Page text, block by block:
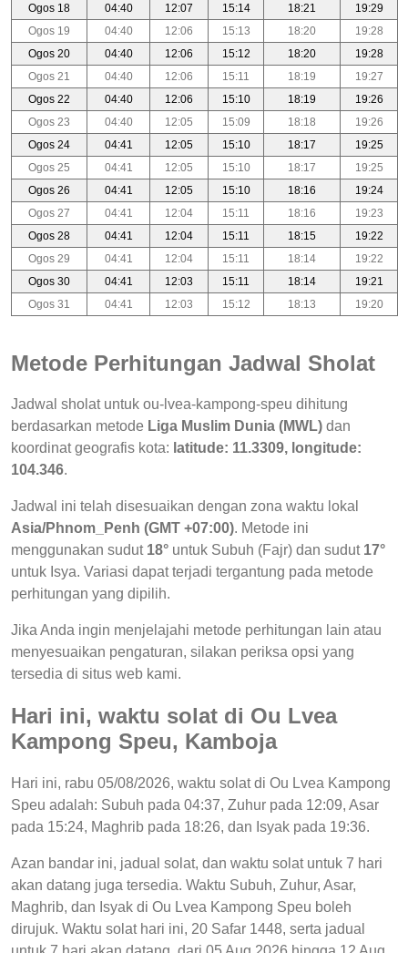
Ogos 18
04:40 12:07 15:14 18:21
19:29
Ogos 19
04:40 12:06 15:13 18:20
19:28
Ogos 20
04:40 12:06 15:12 18:20
19:28
Ogos 21
04:40 12:06 15:11 18:19
19:27
Ogos 22
04:40 12:06 15:10 18:19
19:26
Ogos 23
04:40 12:05 15:09 18:18
19:26
Ogos 24
04:41 12:05 15:10 18:17
19:25
Ogos 25
04:41 12:05 15:10 18:17
19:25
Ogos 26
04:41 12:05 15:10 18:16
19:24
Ogos 27
04:41 12:04 15:11 18:16
19:23
Ogos 28
04:41 12:04 15:11 18:15
19:22
Ogos 29
04:41 12:04 15:11 18:14
19:22
Ogos 30
04:41 12:03 15:11 18:14
19:21
Ogos 31
04:41 12:03 15:12 18:13 19:20
Metode Perhitungan Jadwal Sholat
Jadwal sholat untuk ou-lvea-kampong-speu dihitung
berdasarkan metode Liga Muslim Dunia (MWL) dan
koordinat geografis kota: latitude: 11.3309, longitude:
104.346.
Jadwal ini telah disesuaikan dengan zona waktu lokal
Asia/Phnom_Penh (GMT +07:00). Metode ini
menggunakan sudut 18° untuk Subuh (Fajr) dan sudut 17°
untuk Isya. Variasi dapat terjadi tergantung pada metode
perhitungan yang dipilih.
Jika Anda ingin menjelajahi metode perhitungan lain atau
menyesuaikan pengaturan, silakan periksa opsi yang
tersedia di situs web kami.
Hari ini, waktu solat di Ou Lvea
Kampong Speu, Kamboja
Hari ini, rabu 05/08/2026, waktu solat di Ou Lvea Kampong
Speu adalah: Subuh pada 04:37, Zuhur pada 12:09, Asar
pada 15:24, Maghrib pada 18:26, dan Isyak pada 19:36.
Azan bandar ini, jadual solat, dan waktu solat untuk 7 hari
akan datang juga tersedia. Waktu Subuh, Zuhur, Asar,
Maghrib, dan Isyak di Ou Lvea Kampong Speu boleh
dirujuk. Waktu solat hari ini, 20 Safar 1448, serta jadual